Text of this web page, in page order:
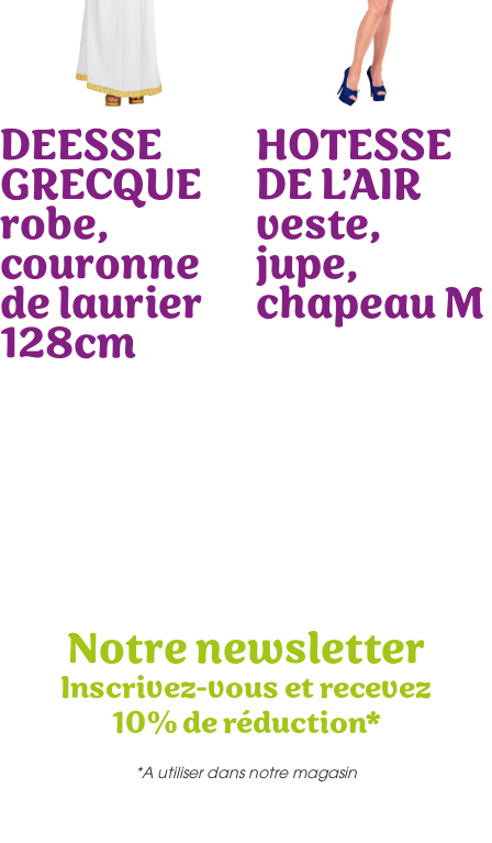
DEESSE
GRECQUE
robe,
couronne
de laurier
128cm
HOTESSE
DE L’AIR
veste,
jupe,
chapeau M
Notre newsletter
Inscrivez-vous et recevez
10% de réduction*
*A utiliser dans notre magasin